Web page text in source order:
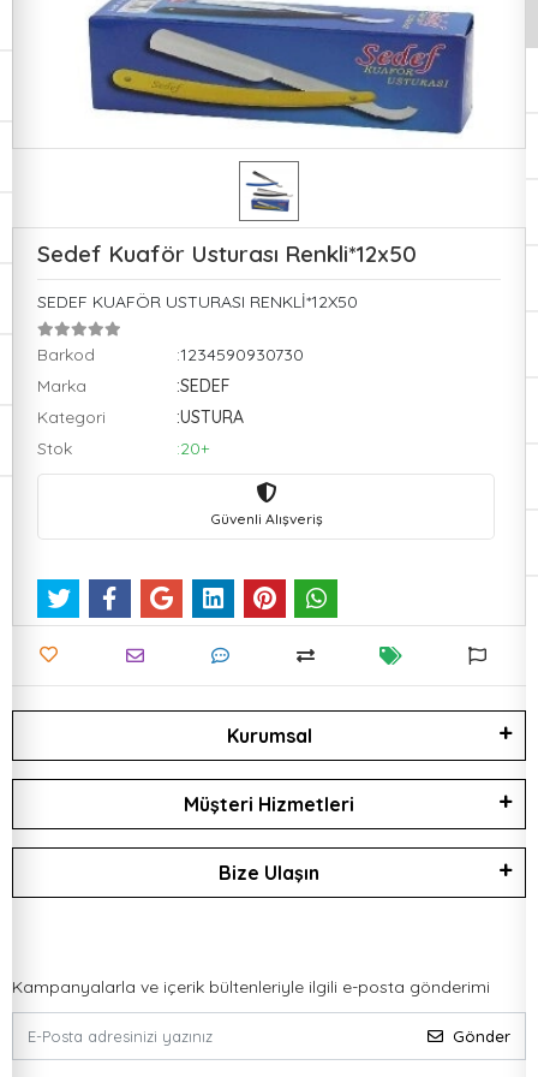
Sedef Kuaför Usturası Renkli*12x50
SEDEF KUAFÖR USTURASI RENKLİ*12X50
Barkod
:1234590930730
Marka
:SEDEF
Kategori
:USTURA
Stok
:20+
Güvenli Alışveriş
Kurumsal
Müşteri Hizmetleri
Bize Ulaşın
Kampanyalarla ve içerik bültenleriyle ilgili e-posta gönderimi
Gönder